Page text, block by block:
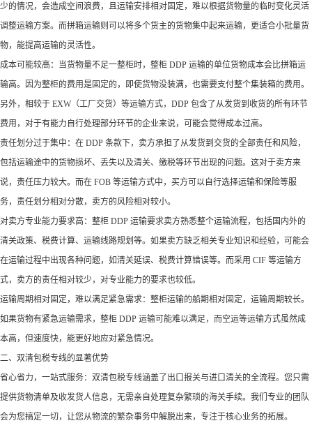
少的情况，会造成空间浪费，且运输安排相对固定，难以根据货物量的临时变化灵活
调整运输方案。而拼箱运输则可以将多个货主的货物集中起来运输，更适合小批量货
物，能提高运输的灵活性。​
成本可能较高：当货物量不足一整柜时，整柜 DDP 运输的单位货物成本会比拼箱运
输高。因为整柜的费用是固定的，即使货物没装满，也需要支付整个集装箱的费用。
另外，相较于 EXW（工厂交货）等运输方式，DDP 包含了从发货到收货的所有环节
费用，对于有能力自行处理部分环节的企业来说，可能会觉得成本过高。​
责任划分过于集中：在 DDP 条款下，卖方承担了从发货到交货的全部责任和风险，
包括运输途中的货物损坏、丢失以及清关、缴税等环节出现的问题。这对于卖方来
说，责任压力较大。而在 FOB 等运输方式中，买方可以自行选择运输和保险等服
务，责任划分相对分散，卖方的风险相对较小。​
对卖方专业能力要求高：整柜 DDP 运输要求卖方熟悉整个运输流程，包括国内外的
清关政策、税费计算、运输线路规划等。如果卖方缺乏相关专业知识和经验，可能会
在运输过程中出现各种问题，如清关延误、税费计算错误等。而采用 CIF 等运输方
式，卖方的责任相对较少，对专业能力的要求也较低。​
运输周期相对固定，难以满足紧急需求：整柜运输的船期相对固定，运输周期较长。
如果货物有紧急运输需求，整柜 DDP 运输可能难以满足，而空运等运输方式虽然成
本高，但速度快，能更好地应对紧急情况。
二、双清包税专线的显著优势​
省心省力，一站式服务：双清包税专线涵盖了出口报关与进口清关的全流程。您只需
提供货物清单及收发货人信息，无需亲自处理复杂繁琐的海关手续。我们专业的团队
会为您搞定一切，让您从物流的繁杂事务中解脱出来，专注于核心业务的拓展。​